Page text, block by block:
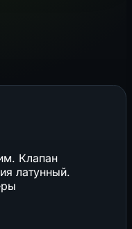
Клапан
латунный.